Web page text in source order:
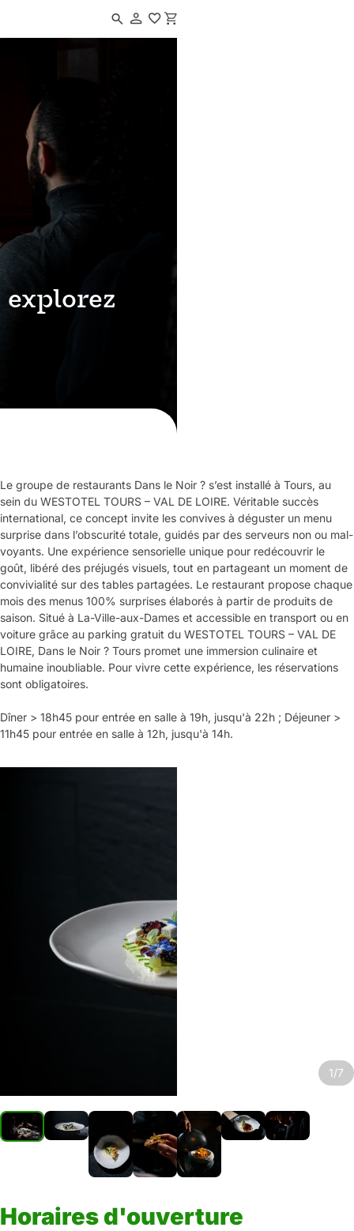
Le groupe de restaurants Dans le Noir ? s’est installé à Tours, au
sein du WESTOTEL TOURS – VAL DE LOIRE. Véritable succès
international, ce concept invite les convives à déguster un menu
surprise dans l’obscurité totale, guidés par des serveurs non ou mal-
voyants. Une expérience sensorielle unique pour redécouvrir le
goût, libéré des préjugés visuels, tout en partageant un moment de
convivialité sur des tables partagées. Le restaurant propose chaque
mois des menus 100% surprises élaborés à partir de produits de
saison. Situé à La-Ville-aux-Dames et accessible en transport ou en
voiture grâce au parking gratuit du WESTOTEL TOURS – VAL DE
LOIRE, Dans le Noir ? Tours promet une immersion culinaire et
humaine inoubliable. Pour vivre cette expérience, les réservations
sont obligatoires.
Dîner > 18h45 pour entrée en salle à 19h, jusqu'à 22h ; Déjeuner >
11h45 pour entrée en salle à 12h, jusqu'à 14h.
1/7
Horaires d'ouverture